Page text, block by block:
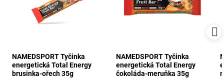
NAMEDSPORT Tyčinka
energetická Total Energy
brusinka-ořech 35g
NAMEDSPORT Tyčinka
energetická Total Energy
čokoláda-meruňka 35g